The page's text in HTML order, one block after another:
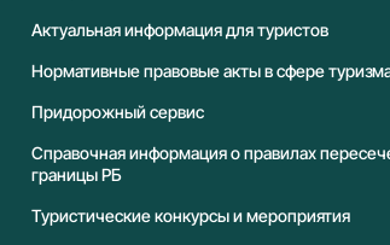
Актуальная информация для туристов
Нормативные правовые акты в сфере
Придорожный сервис
Справочная информация о правилах
границы РБ
Туристические конкурсы и мероприятия